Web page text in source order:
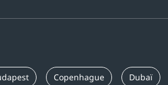
Copenhague Dubaï